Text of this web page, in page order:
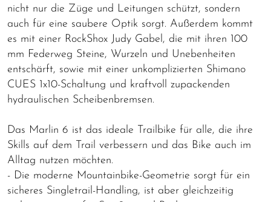
nicht nur die Züge und Leitungen schützt, sondern
auch für eine saubere Optik sorgt. Außerdem kommt
es mit einer RockShox Judy Gabel, die mit ihren 100
mm Federweg Steine, Wurzeln und Unebenheiten
entschärft, sowie mit einer unkomplizierten Shimano
CUES 1x10-Schaltung und kraftvoll zupackenden
hydraulischen Scheibenbremsen.
Das Marlin 6 ist das ideale Trailbike für alle, die ihre
Skills auf dem Trail verbessern und das Bike auch im
Alltag nutzen möchten.
- Die moderne Mountainbike-Geometrie sorgt für ein
sicheres Singletrail-Handling, ist aber gleichzeitig